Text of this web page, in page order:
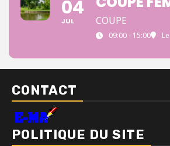
04
JUL COUPE
09:00 - 15:00
CONTACT
POLITIQUE DU SITE